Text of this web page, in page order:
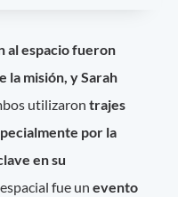
al espacio fueron
la misión, y Sarah
utilizarontrajes
por la
en su
fue unevento